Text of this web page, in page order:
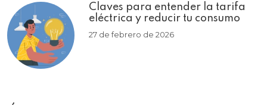
Claves para entender la tarifa
eléctrica y reducir tu consumo
27 de febrero de 2026